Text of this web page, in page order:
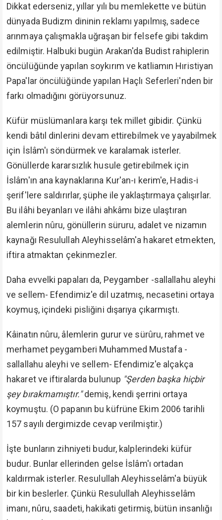
Dikkat ederseniz, yıllar yılı bu memlekette ve bütün
dünyada Budizm dininin reklamı yapılmış, sadece
arınmaya çalışmakla uğraşan bir felsefe gibi takdim
edilmiştir. Halbuki bugün Arakan'da Budist rahiplerin
öncülüğünde yapılan soykırım ve katliamın Hıristiyan
Papa'lar öncülüğünde yapılan Haçlı Seferleri'nden bir
farkı olmadığını görüyorsunuz.
Küfür müslümanlara karşı tek millet gibidir. Çünkü
kendi bâtıl dinlerini devam ettirebilmek ve yayabilmek
için İslâm'ı söndürmek ve karalamak isterler.
Gönüllerde kararsızlık husule getirebilmek için
İslâm'ın ana kaynaklarına Kur'an-ı kerim'e, Hadis-i
şerif'lere saldırırlar, şüphe ile yaklaştırmaya çalışırlar.
Bu ilâhi beyanları ve ilâhi ahkâmı bize ulaştıran
alemlerin nûru, gönüllerin süruru, adalet ve nizamın
kaynağı Resulullah Aleyhisselâm'a hakaret etmekten,
iftira atmaktan çekinmezler.
Daha evvelki papaları da, Peygamber -sallallahu aleyhi
ve sellem- Efendimiz'e dil uzatmış, necasetini ortaya
koymuş, içindeki pisliğini dışarıya çıkarmıştı.
Kâinatın nûru, âlemlerin gurur ve sürûru, rahmet ve
merhamet peygamberi Muhammed Mustafa -
sallallahu aleyhi ve sellem- Efendimiz'e alçakça
hakaret ve iftiralarda bulunup "Şerden başka hiçbir
şey bırakmamıştır."demiş, kendi şerrini ortaya
koymuştu. (O papanın bu küfrüne Ekim 2006 tarihli
157 sayılı dergimizde cevap verilmiştir.)
İşte bunların zihniyeti budur, kalplerindeki küfür
budur. Bunlar ellerinden gelse İslâm'ı ortadan
kaldırmak isterler. Resulullah Aleyhisselâm'a büyük
bir kin beslerler. Çünkü Resulullah Aleyhisselâm
imanı, nûru, saadeti, hakikati getirmiş, bütün insanlığı